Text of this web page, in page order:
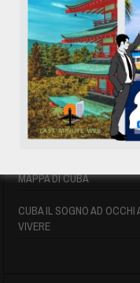
VOLI CUBA LAST MINUTE
VOLI DI LINEA CUBA
AFFITTO CASE A PLAYA
ASSICURAZIONE E VISTO
MAPPA DI CUBA
CUBA IL SOGNO AD
VIVERE